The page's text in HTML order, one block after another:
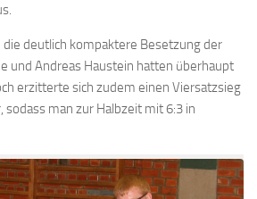
die deutlich kompaktere Besetzung der
und Andreas Haustein hatten überhaupt
erzitterte sich zudem einen Viersatzsieg
sodass man zur Halbzeit mit 6:3 in